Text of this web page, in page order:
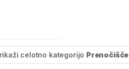
celotno kategorijo Prenočišče